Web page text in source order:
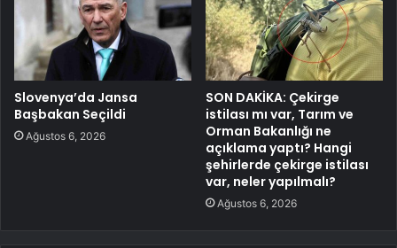
Slovenya’da Jansa
Başbakan Seçildi
Ağustos 6, 2026
SON DAKİKA: Çekirge
istilası mı var, Tarım ve
Orman Bakanlığı ne
açıklama yaptı? Hangi
şehirlerde çekirge istilası
var, neler yapılmalı?
Ağustos 6, 2026